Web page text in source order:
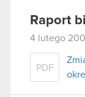
Raport
4 lutego
PDF